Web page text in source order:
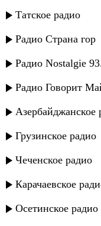
Татское радио
Радио Страна гор
Радио Nostalgie
Радио Говорит
Азербайджанское
Грузинское радио
Чеченское радио
Карачаевское
Осетинское радио
Хасбулат
Продолжаю
Хасбулат
Хасбулат
Хасбулат
Хасбулат